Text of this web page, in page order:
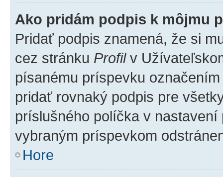
Ako pridám podpis k môjmu
Pridať podpis znamená, že si
cez stránku Profilv
písanému príspevku
pridať rovnaký podpis pre
príslušného políčka v
vybraným príspevkom
Hore